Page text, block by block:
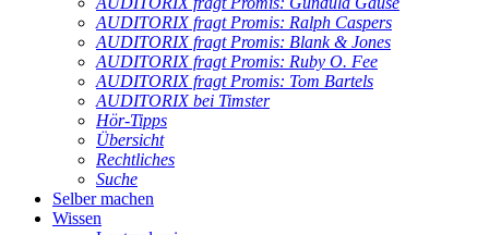
AUDITORIX fragt Promis: Ralph Caspers
AUDITORIX fragt Promis: Blank & Jones
AUDITORIX fragt Promis: Ruby O. Fee
AUDITORIX fragt Promis: Tom Bartels
AUDITORIX bei Timster
Hör-Tipps
Übersicht
Rechtliches
Suche
Selber machen
Wissen